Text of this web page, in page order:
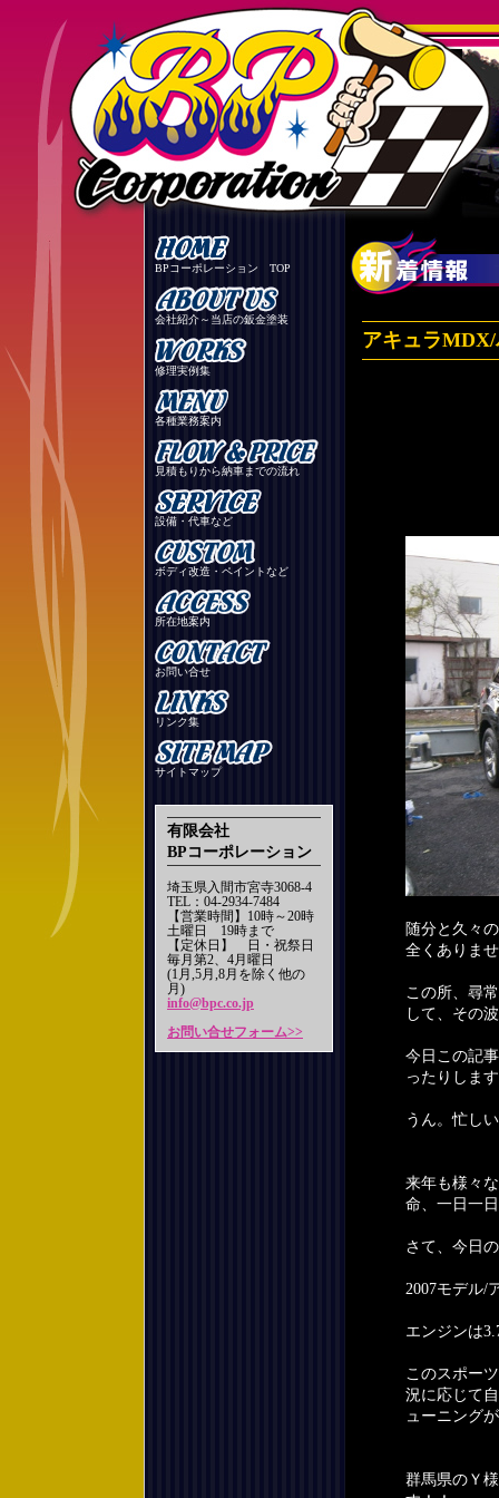
BPコーポレーション TOP
会社紹介～当店の鈑金塗装
修理実例集
各種業務案内
見積もりから納車までの流れ
設備・代車など
ボディ改造・ペイントなど
所在地案内
お問い合せ
リンク集
サイトマップ
有限会社
BPコーポレーション
埼玉県入間市宮寺3068-4
TEL：04-2934-7484
【営業時間】10時～20時
土曜日 19時まで
【定休日】 日・祝祭日
毎月第2、4月曜日
(1月,5月,8月を除く他の
月)
info@bpc.co.jp
お問い合せフォーム>>
アキュラ
随分と久々
全くありま
この所、尋
して、その
今日この記
ったりしま
うん。忙し
来年も様々
命、一日一
さて、今日
2007モデル/
エンジンは
このスポー
況に応じて
ューニング
群馬県のＹ